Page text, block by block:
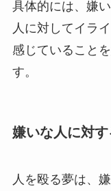
具体的には、嫌
人に対してイラ
感じていること
す。
嫌いな人に対
人を殴る夢は、